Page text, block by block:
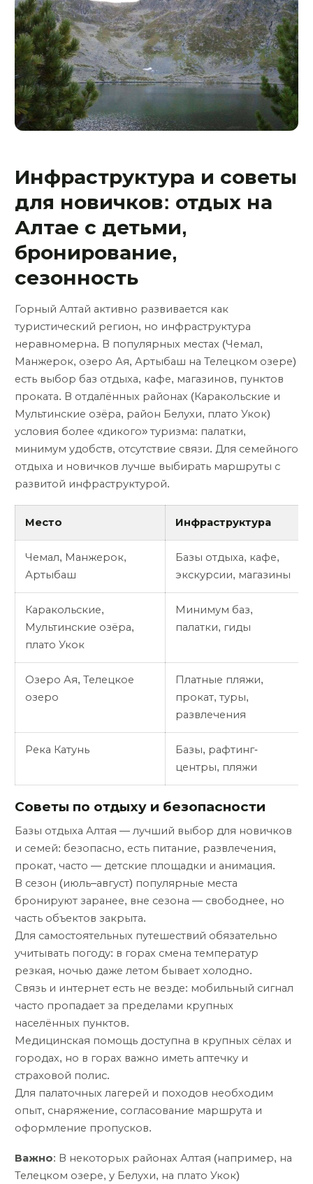
Инфраструктура и советы
для новичков: отдых на
Алтае с детьми,
бронирование,
сезонность
Горный Алтай активно развивается как
туристический регион, но инфраструктура
неравномерна. В популярных местах (Чемал,
Манжерок, озеро Ая, Артыбаш на Телецком озере)
есть выбор баз отдыха, кафе, магазинов, пунктов
проката. В отдалённых районах (Каракольские и
Мультинские озёра, район Белухи, плато Укок)
условия более «дикого» туризма: палатки,
минимум удобств, отсутствие связи. Для семейного
отдыха и новичков лучше выбирать маршруты с
развитой инфраструктурой.
Место Инфраструктура
Чемал, Манжерок,
Артыбаш
Базы отдыха, кафе,
экскурсии, магазины
Каракольские,
Мультинские озёра,
плато Укок
Минимум баз,
палатки, гиды
Озеро Ая, Телецкое
озеро
Платные пляжи,
прокат, туры,
развлечения
Река Катунь
Базы, рафтинг-
центры, пляжи
Советы по отдыху и безопасности
Базы отдыха Алтая — лучший выбор для новичков
и семей: безопасно, есть питание, развлечения,
прокат, часто — детские площадки и анимация.
В сезон (июль–август) популярные места
бронируют заранее, вне сезона — свободнее, но
часть объектов закрыта.
Для самостоятельных путешествий обязательно
учитывать погоду: в горах смена температур
резкая, ночью даже летом бывает холодно.
Связь и интернет есть не везде: мобильный сигнал
часто пропадает за пределами крупных
населённых пунктов.
Медицинская помощь доступна в крупных сёлах и
городах, но в горах важно иметь аптечку и
страховой полис.
Для палаточных лагерей и походов необходим
опыт, снаряжение, согласование маршрута и
оформление пропусков.
Важно: В некоторых районах Алтая (например, на
Телецком озере, у Белухи, на плато Укок)